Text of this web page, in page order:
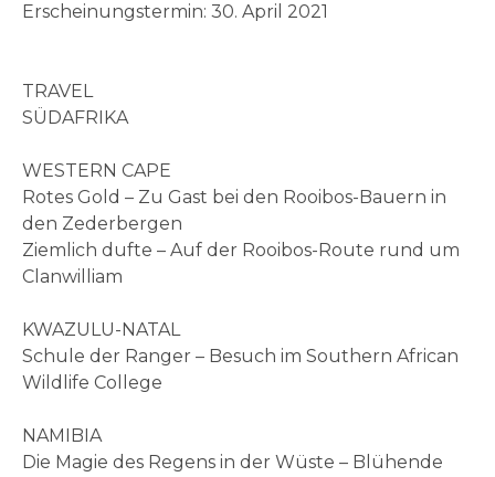
Erscheinungstermin: 30. April 2021
TRAVEL
SÜDAFRIKA
WESTERN CAPE
Rotes Gold – Zu Gast bei den Rooibos-Bauern in
den Zederbergen
Ziemlich dufte – Auf der Rooibos-Route rund um
Clanwilliam
KWAZULU-NATAL
Schule der Ranger – Besuch im Southern African
Wildlife College
NAMIBIA
Die Magie des Regens in der Wüste – Blühende